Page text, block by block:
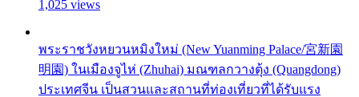
1,025 views
พระราชวังหยวนหมิงใหม่ (New Yuanming Palace/宮新園
明園) ในเมืองจูไห่ (Zhuhai) มณฑลกวางตุ้ง (Quangdong)
ประเทศจีน เป็นสวนและสถานที่ท่องเที่ยวที่ได้รับแรง